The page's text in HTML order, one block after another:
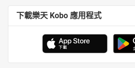
下載樂天 Kobo 應用程式